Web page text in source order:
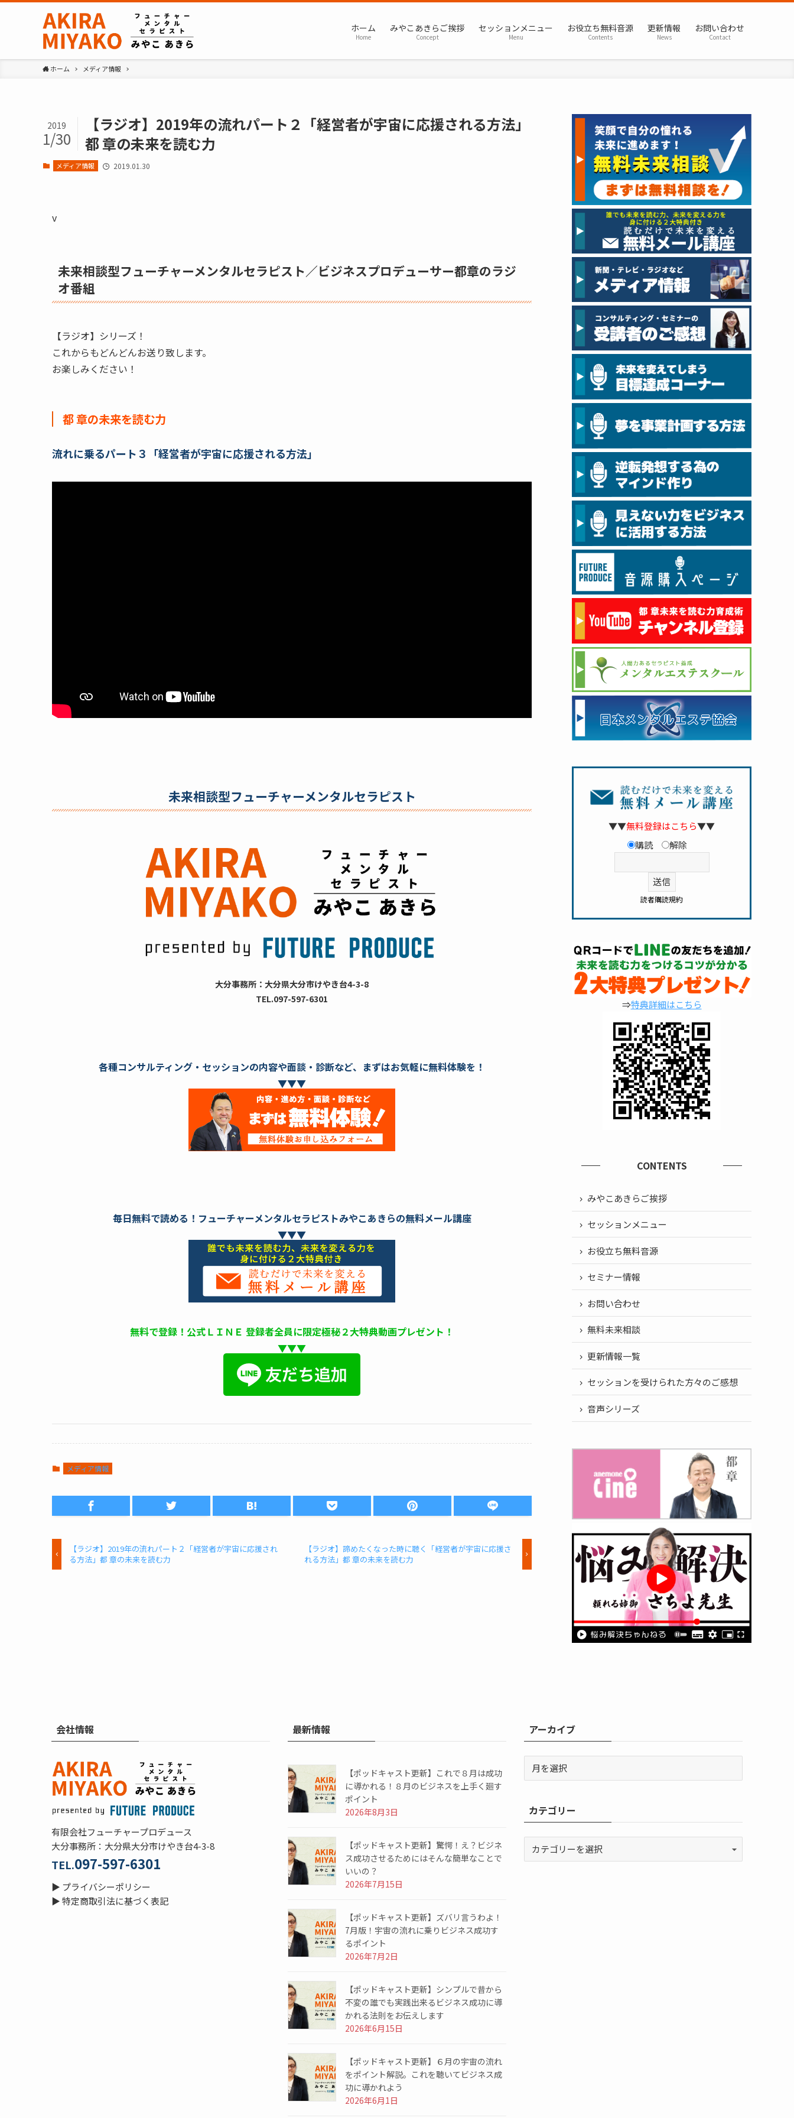
ホーム
Home
みやこあきらご挨拶
Concept
セッションメニュー
Menu
お役立ち無料音源
Contents
更新情報
News
お問い合わせ
Contact
ホーム メディア情報
【ラジオ】2019年の流れパート２「経営者が宇宙に応援される方法」
都 章の未来を読む力
2019
1/30
メディア情報 2019.01.30
v
未来相談型フューチャーメンタルセラピスト／ビジネスプロデューサー都章のラジ
オ番組
【ラジオ】シリーズ！
これからもどんどんお送り致します。
お楽しみください！
都 章の未来を読む力
流れに乗るパート３「経営者が宇宙に応援される方法」
未来相談型フューチャーメンタルセラピスト
大分事務所：大分県大分市けやき台4-3-8
TEL.097-597-6301
各種コンサルティング・セッションの内容や面談・診断など、まずはお気軽に無料体験を！
▼▼▼
毎日無料で読める！フューチャーメンタルセラピストみやこあきらの無料メール講座
▼▼▼
無料で登録！公式ＬＩＮＥ 登録者全員に限定極秘２大特典動画プレゼント！
▼▼▼
メディア情報
【ラジオ】2019年の流れパート２「経営者が宇宙に応援され
る方法」都 章の未来を読む力
【ラジオ】諦めたくなった時に聴く「経営者が宇宙に応援さ
れる方法」都 章の未来を読む力
▼▼無料登録はこちら▼▼
購読
解除
読者購読規約
⇒特典詳細はこちら
CONTENTS
みやこあきらご挨拶
セッションメニュー
お役立ち無料音源
セミナー情報
お問い合わせ
無料未来相談
更新情報一覧
セッションを受けられた方々のご感想
音声シリーズ
会社情報
有限会社フューチャープロデュース
大分事務所：大分県大分市けやき台4-3-8
TEL.097-597-6301
▶ プライバシーポリシー
▶特定商取引法に基づく表記
最新情報
【ポッドキャスト更新】これで８月は成功
に導かれる！８月のビジネスを上手く廻す
ポイント
2026年8月3日
【ポッドキャスト更新】驚愕！え？ビジネ
ス成功させるためにはそんな簡単なことで
いいの？
2026年7月15日
【ポッドキャスト更新】ズバリ言うわよ！
7月版！宇宙の流れに乗りビジネス成功す
るポイント
2026年7月2日
【ポッドキャスト更新】シンプルで昔から
不変の誰でも実践出来るビジネス成功に導
かれる法則をお伝えします
2026年6月15日
【ポッドキャスト更新】６月の宇宙の流れ
をポイント解説。これを聴いてビジネス成
功に導かれよう
2026年6月1日
アーカイブ
カテゴリー